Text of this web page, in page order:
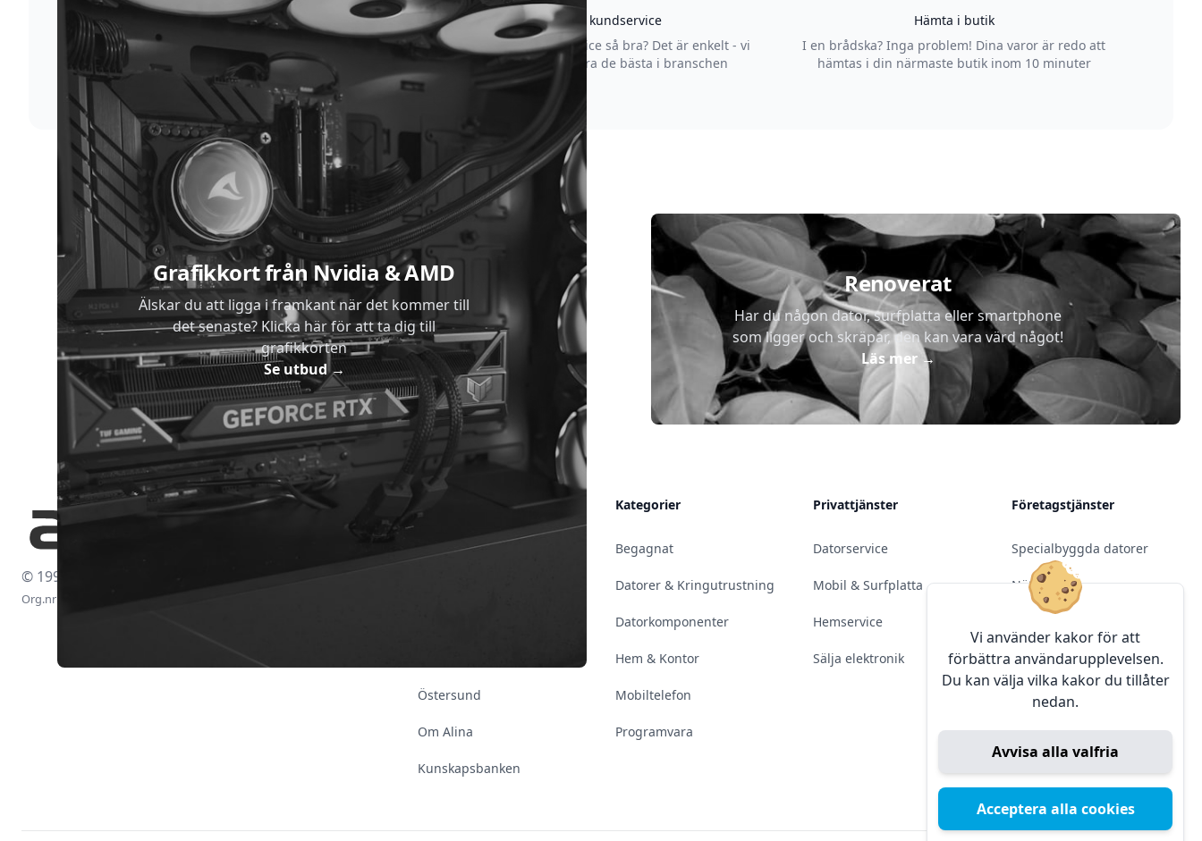
Supersnabb leverans
Vi förstår att du inte vill vänta. Därför packar och
skickar vi dina varor med blixtens hastighet
Asgrym kundservice
Varför är vår kundservice så bra? Det är enkelt - vi
strävar efter att vara de bästa i branschen
Hämta i butik
I en brådska? Inga problem! Dina varor är redo att
hämtas i din närmaste butik inom 10 minuter
Vi använder kakor för att
förbättra användarupplevelsen.
Du kan välja vilka kakor du tillåter
nedan.
Avvisa alla valfria
Acceptera alla cookies
Grafikkort från Nvidia & AMD
Älskar du att ligga i framkant när det kommer till
det senaste? Klicka här för att ta dig till
grafikkorten
Se utbud→
Renoverat
Har du någon dator, surfplatta eller smartphone
som ligger och skräpar, den kan vara värd något!
Läs mer→
© 1997-2026
Org.nr: 556438-4260
Kontakt & Öppettider
Östersund
Om Alina
Kunskapsbanken
Kategorier
Begagnat
Datorer & Kringutrustning
Datorkomponenter
Hem & Kontor
Mobiltelefon
Programvara
Privattjänster
Datorservice
Mobil & Surfplatta
Hemservice
Sälja elektronik
Företagstjänster
Specialbyggda datorer
Nätverk
Programvara
Server & Backup
Konferens & Public Display
Sälja elektronik